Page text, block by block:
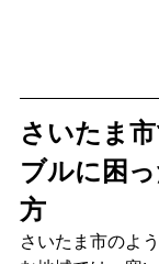
さいたま
ブルに困
方
さいたま市のよ